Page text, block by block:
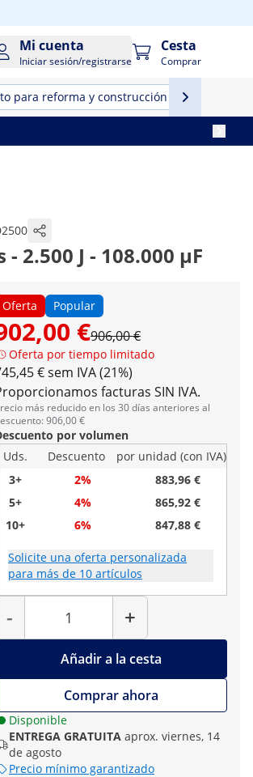
Mi cuenta
Iniciar sesión/registrarse
Cesta
Comprar
para reforma y construcción
2.500 J - 108.000 µF
Oferta Popular
€906,00 €
Oferta por tiempo limitado
€ sem IVA (21%)
facturas SIN IVA.
más reducido en los 30 días anteriores al
906,00 €
por volumen
Uds.
Descuento
por unidad (con IVA)
3+
2%
883,96 €
5+
4%
865,92 €
10+
6% 847,88 €
Solicite una oferta personalizada
para más de 10 artículos
-
Cantidad
+
Añadir a la cesta
Comprar ahora
Disponible
ENTREGA GRATUITA aprox. viernes, 14
de agosto
Precio mínimo garantizado